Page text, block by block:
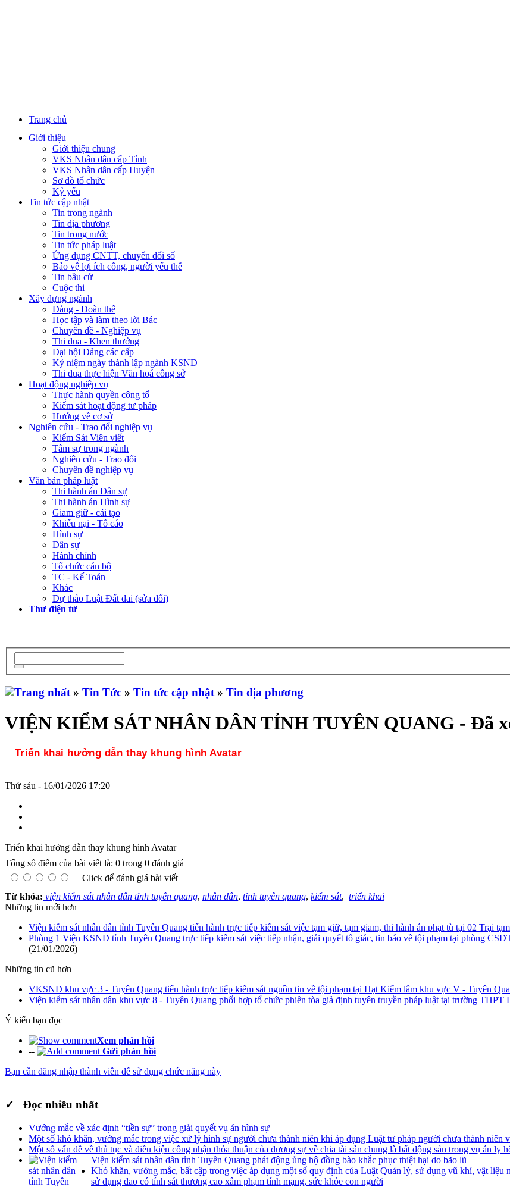
Trang chủ
Giới thiệu
Giới thiệu chung
VKS Nhân dân cấp Tỉnh
VKS Nhân dân cấp Huyện
Sơ đồ tổ chức
Kỷ yếu
Tin tức cập nhật
Tin trong ngành
Tin địa phương
Tin trong nước
Tin tức pháp luật
Ứng dụng CNTT, chuyển đổi số
Bảo vệ lợi ích công, người yếu thế
Tin bầu cử
Cuộc thi
Xây dựng ngành
Đảng - Đoàn thể
Học tập và làm theo lời Bác
Chuyên đề - Nghiệp vụ
Thi đua - Khen thưởng
Đại hội Đảng các cấp
Kỷ niệm ngày thành lập ngành KSND
Thi đua thực hiện Văn hoá công sở
Hoạt động nghiệp vụ
Thực hành quyền công tố
Kiểm sát hoạt động tư pháp
Hướng về cơ sở
Nghiên cứu - Trao đổi nghiệp vụ
Kiểm Sát Viên viết
Tâm sự trong ngành
Nghiên cứu - Trao đổi
Chuyên đề nghiệp vụ
Văn bản pháp luật
Thi hành án Dân sự
Thi hành án Hình sự
Giam giữ - cải tạo
Khiếu nại - Tố cáo
Hình sự
Dân sự
Hành chính
Tổ chức cán bộ
TC - Kế Toán
Khác
Dự thảo Luật Đất đai (sửa đổi)
Thư điện tử
» Tin Tức » Tin tức cập nhật » Tin địa phương
VIỆN KIỂM SÁT NHÂN DÂN TỈNH TUYÊN QUANG - Đã
Triển khai hưởng dẫn thay khung hình Avatar
Thứ sáu - 16/01/2026 17:20
Triển khai hưởng dẫn thay khung hình Avatar
Tổng số điểm của bài viết là: 0 trong 0 đánh giá
Click để đánh giá bài viết
Từ khóa: viện kiểm sát nhân dân tỉnh tuyên quang, nhân dân, tỉnh tuyên quang, kiểm sát, triển khai
Những tin mới hơn
Viện kiểm sát nhân dân tỉnh Tuyên Quang tiến hành trực tiếp kiểm sát việc tạm giữ, tạm giam, thi hành án phạt tù tại 02 Trại
Phòng 1 Viện KSND tỉnh Tuyên Quang trực tiếp kiểm sát việc tiếp nhận, giải quyết tố giác, tin báo về tội phạm tại phòng
(21/01/2026)
Những tin cũ hơn
VKSND khu vực 3 - Tuyên Quang tiến hành trực tiếp kiểm sát nguồn tin về tội phạm tại Hạt Kiểm lâm khu vực V - Tuyên
Viện kiểm sát nhân dân khu vực 8 - Tuyên Quang phối hợp tổ chức phiên tòa giả định tuyên truyền pháp luật tại trường THPT
Ý kiến bạn đọc
Xem phản hồi
--
Gửi phản hồi
Bạn cần đăng nhập thành viên để sử dụng chức năng này
✓ Đọc nhiều nhất
Vướng mắc về xác định “tiền sự” trong giải quyết vụ án hình sự
Một số khó khăn, vướng mắc trong việc xử lý hình sự người chưa thành niên khi áp dụng Luật tư pháp người chưa thành niên
Một số vấn đề về thủ tục và điều kiện công nhận thỏa thuận của đương sự về chia tài sản chung là bất động sản trong vụ án ly
Viện kiểm sát nhân dân tỉnh Tuyên Quang phát động ủng hộ đồng bào khắc phục thiệt hại do bão lũ
Khó khăn, vướng mắc, bất cập trong việc áp dụng một số quy định của Luật Quản lý, sử dụng vũ khí, vật
sử dụng dao có tính sát thương cao xâm phạm tính mạng, sức khỏe con người